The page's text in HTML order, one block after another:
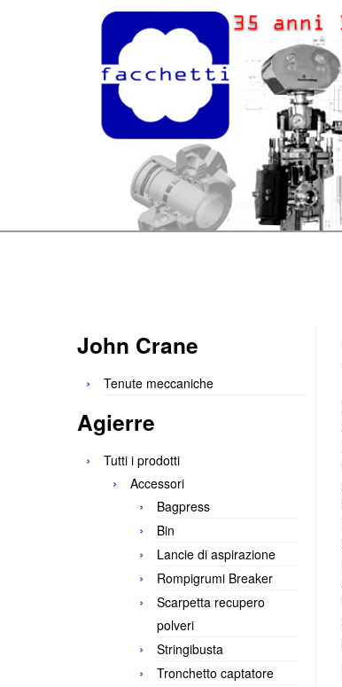
John Crane
Tenute meccaniche
Agierre
Tutti i prodotti
Accessori
Bagpress
Bin
Lancie di aspirazione
Rompigrumi Breaker
Scarpetta recupero
polveri
Stringibusta
Tronchetto captatore